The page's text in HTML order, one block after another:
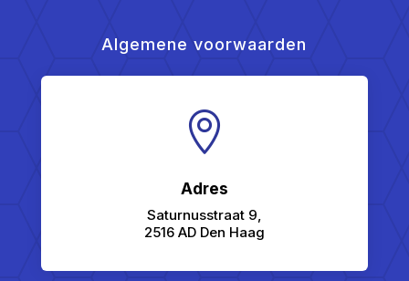
Algemene voorwaarden

Adres
Saturnusstraat 9,
2516 AD Den Haag